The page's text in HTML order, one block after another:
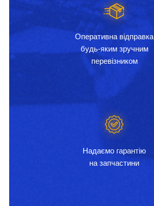
Оперативна відправка
будь-яким зручним
перевізником
Надаємо гарантію
на запчастини